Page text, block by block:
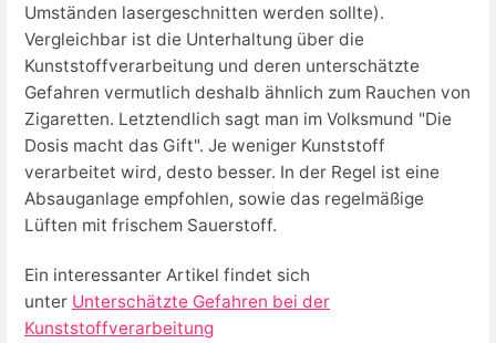
Umständen lasergeschnitten werden sollte).
Vergleichbar ist die Unterhaltung über die
Kunststoffverarbeitung und deren unterschätzte
Gefahren vermutlich deshalb ähnlich zum Rauchen von
Zigaretten. Letztendlich sagt man im Volksmund "Die
Dosis macht das Gift". Je weniger Kunststoff
verarbeitet wird, desto besser. In der Regel ist eine
Absauganlage empfohlen, sowie das regelmäßige
Lüften mit frischem Sauerstoff.
Ein interessanter Artikel findet sich
unter Unterschätzte Gefahren bei der
Kunststoffverarbeitung